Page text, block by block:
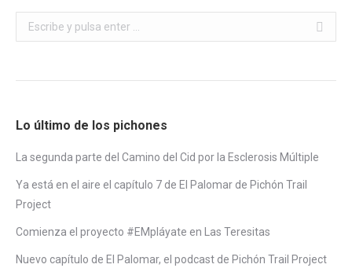
Buscar:
Lo último de los pichones
La segunda parte del Camino del Cid por la Esclerosis Múltiple
Ya está en el aire el capítulo 7 de El Palomar de Pichón Trail
Project
Comienza el proyecto #EMpláyate en Las Teresitas
Nuevo capítulo de El Palomar, el podcast de Pichón Trail Project